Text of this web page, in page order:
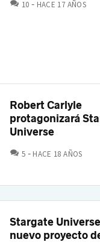
10 HACE 17 AÑOS
Robert Carlyle
protagonizará
Universe
5 COMENTARIOS
HACE 18 AÑOS
Stargate
nuevo proyecto